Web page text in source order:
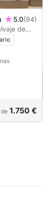
5.0(94)
de
1.750 €